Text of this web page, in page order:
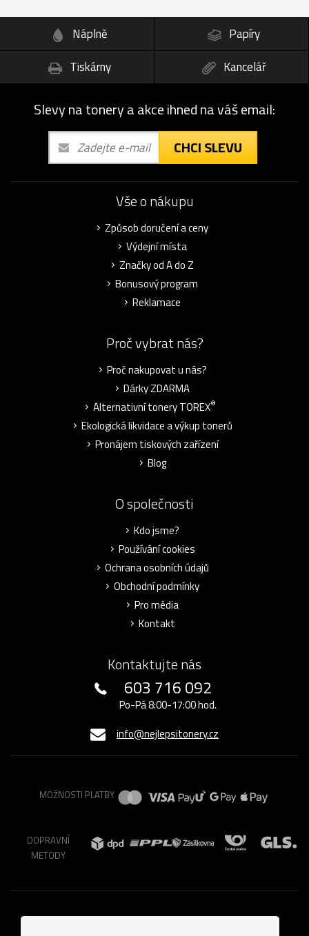
Náplně
Papíry
Tiskárny
Kancelář
Slevy na tonery a akce ihned na váš email:
CHCI SLEVU
Vše o nákupu
Způsob doručení a ceny
Výdejní místa
Značky od A do Z
Bonusový program
Reklamace
Proč vybrat nás?
Proč nakupovat u nás?
Dárky ZDARMA
Alternativní tonery TOREX®
Ekologická likvidace a výkup tonerů
Pronájem tiskových zařízení
Blog
O společnosti
Kdo jsme?
Používání cookies
Ochrana osobních údajů
Obchodní podmínky
Pro média
Kontakt
Kontaktujte nás
603 716 092
Po-Pá 8:00-17:00 hod.
info@nejlepsitonery.cz
MOŽNOSTI PLATBY
DOPRAVNÍ
METODY